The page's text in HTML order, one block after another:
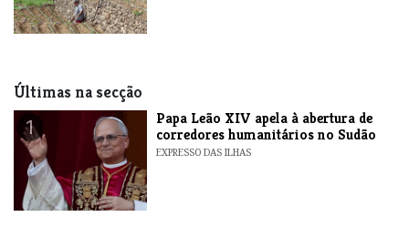
Últimas na secção
1
​Papa Leão XIV apela à abertura de
corredores humanitários no Sudão
EXPRESSO DAS ILHAS